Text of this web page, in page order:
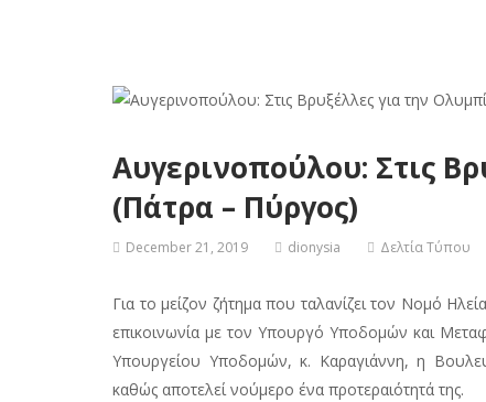
Αυγερινοπούλου: Στις
(Πάτρα – Πύργος)
December 21, 2019 dionysia Δελτία Τύπου
Για το μείζον ζήτημα που ταλανίζει τον Νομό
επικοινωνία με τον Υπουργό Υποδομών και
Υπουργείου Υποδομών, κ. Καραγιάννη, η
καθώς αποτελεί νούμερο ένα προτεραιότητά της.